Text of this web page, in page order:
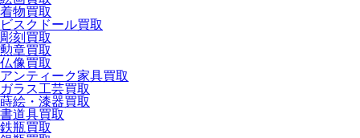
着物買取
ビスクドール買取
彫刻買取
勲章買取
仏像買取
アンティーク家具買取
ガラス工芸買取
蒔絵・漆器買取
書道具買取
鉄瓶買取